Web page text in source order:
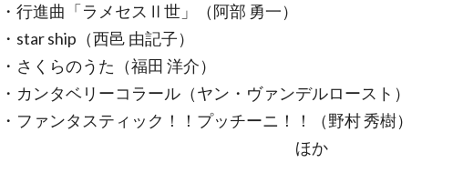
・行進曲「ラメセスⅡ世」（阿部 勇一）
・star ship（西邑 由記子）
・さくらのうた（福田 洋介）
・カンタベリーコラール（ヤン・ヴァンデルロースト）
・ファンタスティック！！プッチーニ！！（野村 秀樹）
ほか